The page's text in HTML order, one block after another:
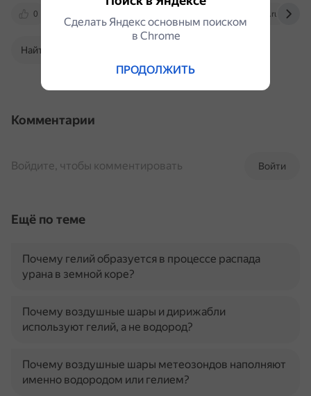
0 spravochnick.ru
Найти в Поиске
Комментарии
Войти
Войдите, чтобы комментировать
Ещё по теме
Почему гелий образуется в процессе распада
урана в земной коре?
Почему воздушные шары и дирижабли
используют гелий, а не водород?
Почему воздушные шары метеозондов наполняют
именно водородом или гелием?
Сделать Яндекс основным поиском
в Сhrome
ПРОДОЛЖИТЬ